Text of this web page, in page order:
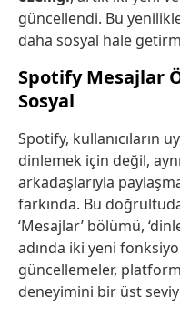
güncellendi. Bu
daha sosyal hale
Spotify Mesajlar
Sosyal
Spotify, kullanıcıların
dinlemek için değil,
arkadaşlarıyla
farkında. Bu
‘Mesajlar’ bölümü,
adında iki yeni
güncellemeler,
deneyimini bir üst